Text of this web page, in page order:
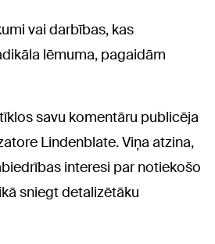
vai darbības, kas
lēmuma, pagaidām
savu komentāru publicēja
Lindenblate. Viņa atzina,
interesi par notiekošo
sniegt detalizētāku